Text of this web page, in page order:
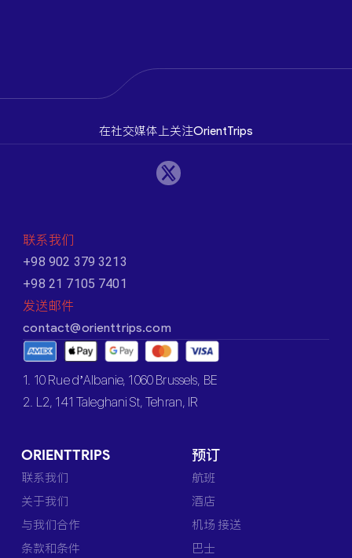
在社交媒体上关注OrientTrips
联系我们
+98 902 379 3213
+98 21 7105 7401
发送邮件
contact@orienttrips.com
1. 10 Rue d’Albanie, 1060 Brussels, BE
2. L2, 141 Taleghani St, Tehran, IR
ORIENTTRIPS
联系我们
关于我们
与我们合作
条款和条件
预订
航班
酒店
机场 接送
巴士